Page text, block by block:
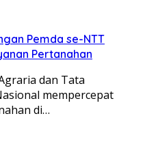
Pemda se-NTT
Pertanahan
dan Tata
mempercepat
di…